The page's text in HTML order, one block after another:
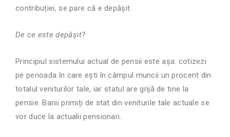
contribuției, se pare că e depășit.
De ce este depășit?
Principiul sistemului actual de pensii este așa: cotizezi
pe perioada în care ești în câmpul muncii un procent din
totalul veniturilor tale, iar statul are grijăde tine la
pensie. Banii primiți de stat din veniturile tale actuale se
vor duce la actualii pensionari.